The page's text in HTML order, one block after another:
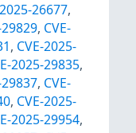
26677,
, CVE-
, CVE-2025-
2025-29835,
, CVE-
, CVE-2025-
2025-29954,